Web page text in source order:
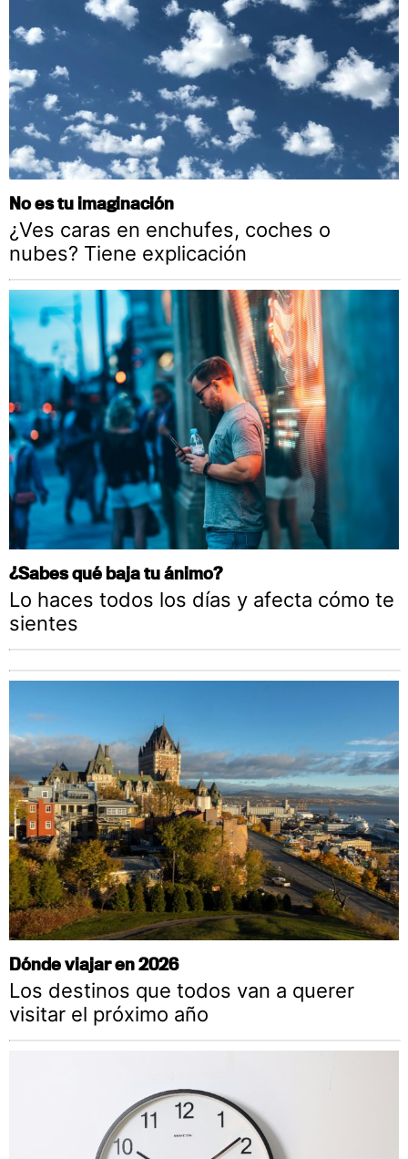
No es tu imaginación
¿Ves caras en enchufes, coches o
nubes? Tiene explicación
¿Sabes qué baja tu ánimo?
Lo haces todos los días y afecta cómo te
sientes
Dónde viajar en 2026
Los destinos que todos van a querer
visitar el próximo año